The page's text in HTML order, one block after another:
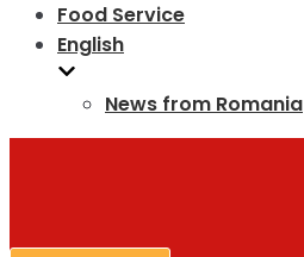
Food Service
English
News from Romania